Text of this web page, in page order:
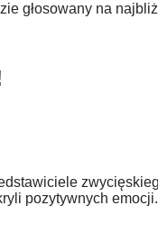
głosowany na
pozytywnych emocji.